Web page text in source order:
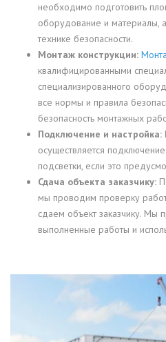
необходимо подготовить
оборудование и материалы,
технике безопасности.
Монтаж конструкции:
квалифицированными
специализированного
все нормы и правила
безопасность монтажных
Подключение и настройка:
осуществляется
подсветки, если это
Сдача объекта заказчику:
мы проводим проверку
сдаем объект заказчику. Мы
выполненные работы и